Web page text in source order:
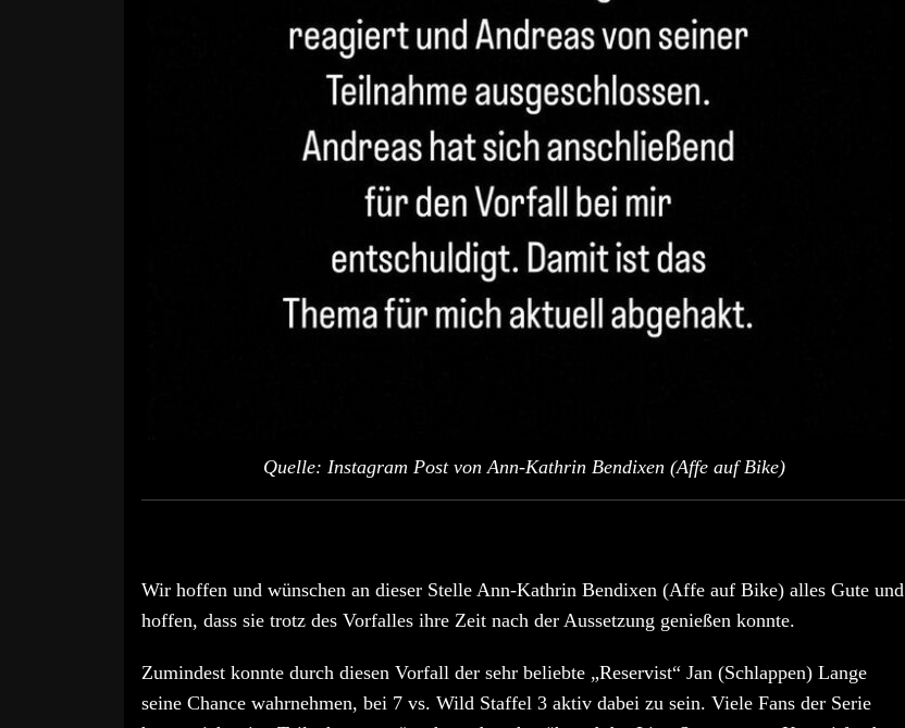
Quelle: Instagram Post von Ann-Kathrin Bendixen (Affe auf Bike)
Wir hoffen und wünschen an dieser Stelle Ann-Kathrin Bendixen (Affe auf Bike) alles Gute und
hoffen, dass sie trotz des Vorfalles ihre Zeit nach der Aussetzung genießen konnte.
Zumindest konnte durch diesen Vorfall der sehr beliebte „Reservist“ Jan (Schlappen) Lange
seine Chance wahrnehmen, bei 7 vs. Wild Staffel 3 aktiv dabei zu sein. Viele Fans der Serie